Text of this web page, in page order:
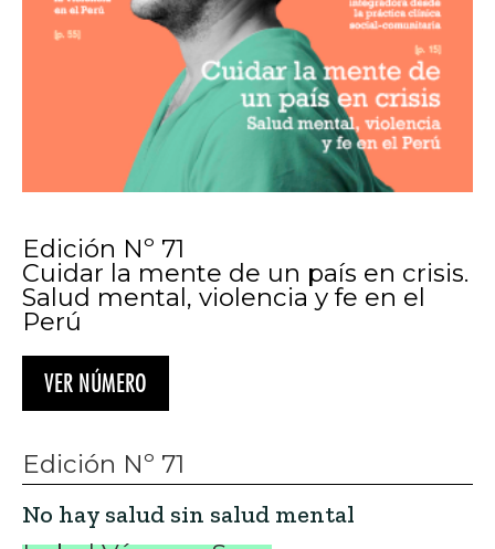
Edición Nº 71
Cuidar la mente de un país en crisis.
Salud mental, violencia y fe en el
Perú
VER NÚMERO
Edición Nº 71
No hay salud sin salud mental